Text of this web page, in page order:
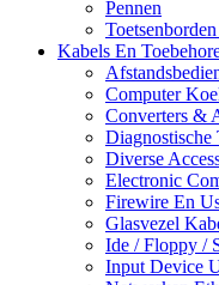
Pennen
Kabels En
Computer
Converters &
Diverse
Electronic
Firewire En
Glasvezel
Ide / Floppy /
Input Device